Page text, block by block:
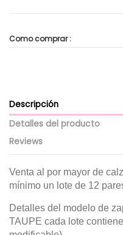
Como comprar :
Descripción
Detalles del producto
Reviews
Venta al por mayor de
mínimo un lote de 12
Detalles del modelo de
TAUPE cada lote